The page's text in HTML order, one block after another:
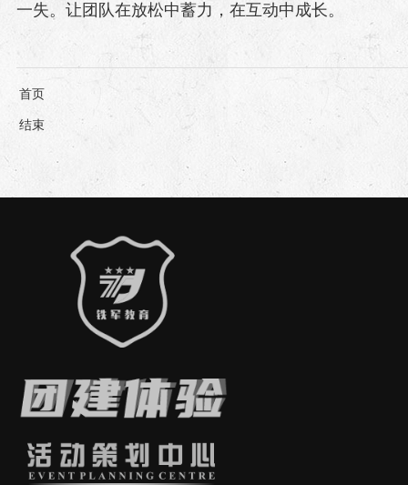
一失。让团队在放松中蓄力，在互动中成长。
首页
结束